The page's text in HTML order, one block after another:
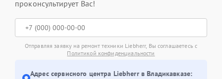
проконсультирует Вас!
Отправляя заявку на ремонт техники Liebherr, Вы соглашаетесь с
Политикой конфиденциальности
Адрес сервисного центра Liebherr в Владикавказе: